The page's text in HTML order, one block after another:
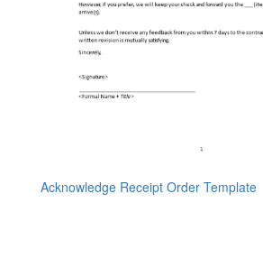
Acknowledge Receipt Order Template